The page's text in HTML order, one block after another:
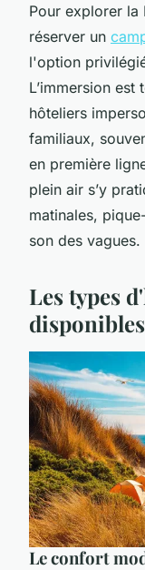
Pour explorer la
réserver un
l'option
L’immersion
hôteliers
familiaux,
en première
plein air s’y
matinales,
son des vagues.
Les types
Le confort